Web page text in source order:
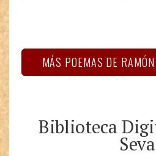
MÁS POEMAS DE
Biblioteca
Seva